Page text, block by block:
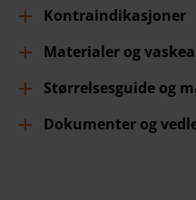
Kontraindikasjoner
Materialer og
Størrelsesguide og
Dokumenter og